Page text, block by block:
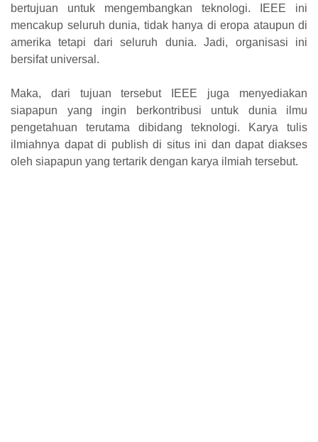
bertujuan untuk mengembangkan teknologi. IEEE ini
mencakup seluruh dunia, tidak hanya di eropa ataupun di
amerika tetapi dari seluruh dunia. Jadi, organisasi ini
bersifat universal.
Maka, dari tujuan tersebut IEEE juga menyediakan
siapapun yang ingin berkontribusi untuk dunia ilmu
pengetahuan terutama dibidang teknologi. Karya tulis
ilmiahnya dapat di publish di situs ini dan dapat diakses
oleh siapapun yang tertarik dengan karya ilmiah tersebut.